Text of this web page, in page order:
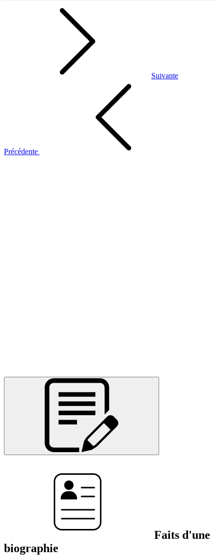
Suivante
Précédente
Faits d'une
biographie